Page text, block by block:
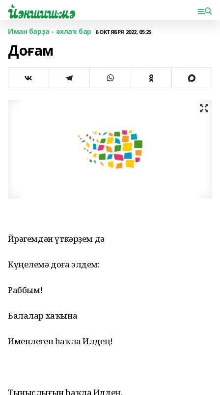
Иман барҙа - әхлаҡ бар 6 ОКТЯБРЯ 2022, 05:25
Доғам
Йөрәгемдән үткәрҙем дә
Күңелемә доға элдем:
Раббым!
Балалар хаҡына
Именлеген һаҡла Илдең!
Тыныслығын һаҡла Илдең.